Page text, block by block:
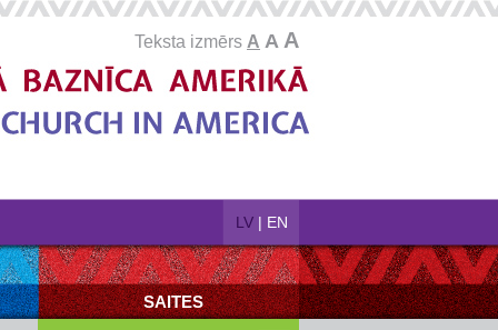
Teksta izmērs A A A
LV | EN
SAITES